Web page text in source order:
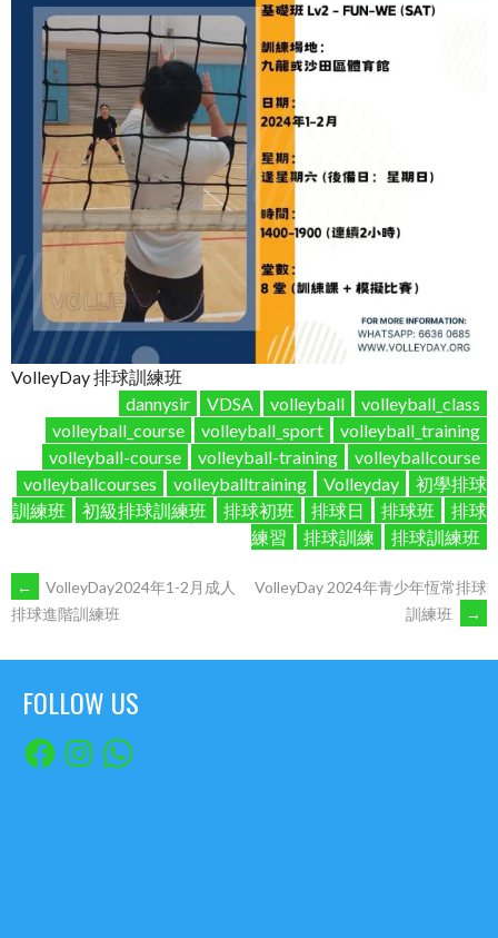
VolleyDay 排球訓練班
dannysir
VDSA volleyball
volleyball_class
volleyball_course
volleyball_sport
volleyball_training
volleyball-course
volleyball-training
volleyballcourse
volleyballcourses
volleyballtraining Volleyday
初學排球
訓練班
初級排球訓練班 排球初班 排球日 排球班
排球
練習
排球訓練 排球訓練班
POST
NAVIGATION
←
VolleyDay2024年1-2月成人
排球進階訓練班
VolleyDay 2024年青少年恆常排球
訓練班
→
FOLLOW US
FacebookInstagramWhatsApp